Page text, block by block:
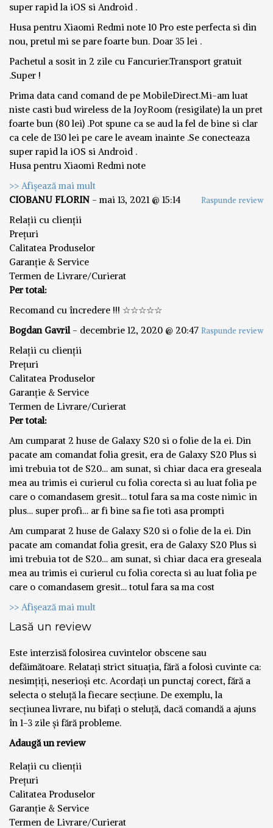
super rapid la iOS si Android .
Husa pentru Xiaomi Redmi note 10 Pro este perfecta si din
nou, pretul mi se pare foarte bun. Doar 35 lei .
Pachetul a sosit in 2 zile cu Fancurier.Transport gratuit
.Super !
Prima data cand comand de pe MobileDirect.Mi-am luat
niste casti bud wireless de la JoyRoom (resigilate) la un pret
foarte bun (80 lei) .Pot spune ca se aud la fel de bine si clar
ca cele de 130 lei pe care le aveam inainte .Se conecteaza
super rapid la iOS si Android .
Husa pentru Xiaomi Redmi note
>> Afișează mai mult
CIOBANU FLORIN - mai 13, 2021 @ 15:14 Raspunde review
Relații cu clienții
Prețuri
Calitatea Produselor
Garanție & Service
Termen de Livrare/Curierat
Per total:
Recomand cu încredere !!! ☆☆☆☆☆
Bogdan Gavril - decembrie 12, 2020 @ 20:47 Raspunde review
Relații cu clienții
Prețuri
Calitatea Produselor
Garanție & Service
Termen de Livrare/Curierat
Per total:
Am cumparat 2 huse de Galaxy S20 si o folie de la ei. Din
pacate am comandat folia gresit, era de Galaxy S20 Plus si
imi trebuia tot de S20… am sunat, si chiar daca era greseala
mea au trimis ei curierul cu folia corecta si au luat folia pe
care o comandasem gresit… totul fara sa ma coste nimic in
plus… super profi… ar fi bine sa fie toti asa prompti
Am cumparat 2 huse de Galaxy S20 si o folie de la ei. Din
pacate am comandat folia gresit, era de Galaxy S20 Plus si
imi trebuia tot de S20… am sunat, si chiar daca era greseala
mea au trimis ei curierul cu folia corecta si au luat folia pe
care o comandasem gresit… totul fara sa ma cost
>> Afișează mai mult
Lasă un review
Este interzisă folosirea cuvintelor obscene sau
defăimătoare. Relatați strict situația, fără a folosi cuvinte ca:
nesimțiți, neserioși etc. Acordați un punctaj corect, fără a
selecta o steluță la fiecare secțiune. De exemplu, la
secțiunea livrare, nu bifați o steluță, dacă comandă a ajuns
în 1-3 zile și fără probleme.
Adaugă un review
Relații cu clienții
Prețuri
Calitatea Produselor
Garanție & Service
Termen de Livrare/Curierat